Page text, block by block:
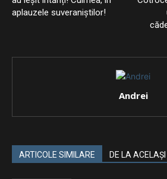
aplauzele suveraniștilor!
Andrei
ARTICOLE SIMILARE DE LA